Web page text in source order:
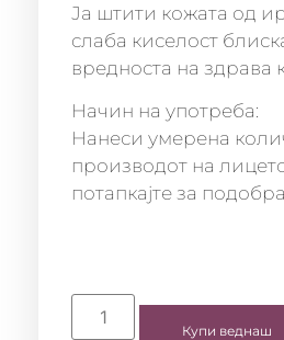
Ја штити кожата од
слаба киселост
вредноста на здрава
Начин на употреба:
Нанеси умерена
производот на
потапкајте за
Купи веднаш